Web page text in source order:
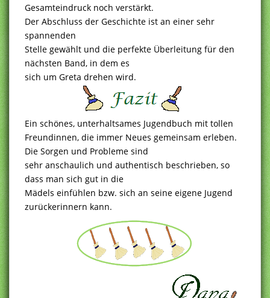
Gesamteindruck noch verstärkt.
Der Abschluss der Geschichte ist an einer sehr
spannenden
Stelle gewählt und die perfekte Überleitung für den
nächsten Band, in dem es
sich um Greta drehen wird.
Ein schönes, unterhaltsames Jugendbuch mit tollen
Freundinnen, die immer Neues gemeinsam erleben.
Die Sorgen und Probleme sind
sehr anschaulich und authentisch beschrieben, so
dass man sich gut in die
Mädels einfühlen bzw. sich an seine eigene Jugend
zurückerinnern kann.